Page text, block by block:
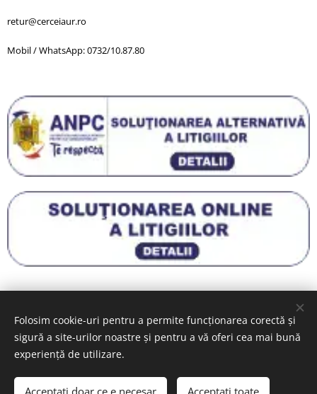
retur@cerceiaur.ro
Mobil / WhatsApp: 0732/10.87.80
Proiect finanțat din FONDUL EUROPEAN AGRICOL
PENTRU DEZVOLTARE RURALĂ prin PROGRAMUL NAŢIONAL DE
DEZVOLTARE RURALĂ 2014 – 2020. Detalii aici
Copyright © 2019 - Toate drepturile rezervate cerceiaur.ro
Folosim cookie-uri pentru a permite funcționarea corectă și
sigură a site-urilor noastre și pentru a vă oferi cea mai bună
experiență de utilizare.
Acceptați doar ce e necesar Acceptați toate